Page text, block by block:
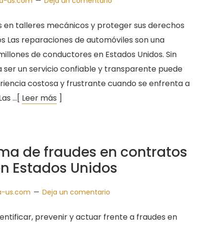
talleres mecánicos y proteger sus derechos
Las reparaciones de automóviles son una
de conductores en Estados Unidos. Sin
un servicio confiable y transparente puede
costosa y frustrante cuando se enfrenta a
…[ Leer más ]
de fraudes en contratos
Estados Unidos
us.com Deja un comentario
prevenir y actuar frente a fraudes en